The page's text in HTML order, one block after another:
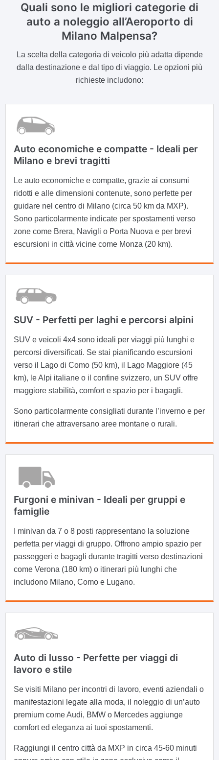
Quali sono le migliori categorie di
auto a noleggio all’Aeroporto di
Milano Malpensa?
La scelta della categoria di veicolo più adatta dipende
dalla destinazione e dal tipo di viaggio. Le opzioni più
richieste includono:
Auto economiche e compatte - Ideali per
Milano e brevi tragitti
Le auto economiche e compatte, grazie ai consumi
ridotti e alle dimensioni contenute, sono perfette per
guidare nel centro di Milano (circa 50 km da MXP).
Sono particolarmente indicate per spostamenti verso
zone come Brera, Navigli o Porta Nuova e per brevi
escursioni in città vicine come Monza (20 km).
SUV - Perfetti per laghi e percorsi alpini
SUV e veicoli 4x4 sono ideali per viaggi più lunghi e
percorsi diversificati. Se stai pianificando escursioni
verso il Lago di Como (50 km), il Lago Maggiore (45
km), le Alpi italiane o il confine svizzero, un SUV offre
maggiore stabilità, comfort e spazio per i bagagli.
Sono particolarmente consigliati durante l’inverno e per
itinerari che attraversano aree montane o rurali.
Furgoni e minivan - Ideali per gruppi e
famiglie
I minivan da 7 o 8 posti rappresentano la soluzione
perfetta per viaggi di gruppo. Offrono ampio spazio per
passeggeri e bagagli durante tragitti verso destinazioni
come Verona (180 km) o itinerari più lunghi che
includono Milano, Como e Lugano.
Auto di lusso - Perfette per viaggi di
lavoro e stile
Se visiti Milano per incontri di lavoro, eventi aziendali o
manifestazioni legate alla moda, il noleggio di un’auto
premium come Audi, BMW o Mercedes aggiunge
comfort ed eleganza ai tuoi spostamenti.
Raggiungi il centro città da MXP in circa 45-60 minuti